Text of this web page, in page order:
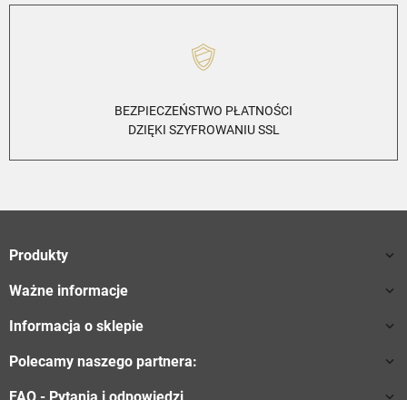
BEZPIECZEŃSTWO PŁATNOŚCI
DZIĘKI SZYFROWANIU SSL
Produkty 
Ważne informacje 
Informacja o sklepie 
Polecamy naszego partnera: 